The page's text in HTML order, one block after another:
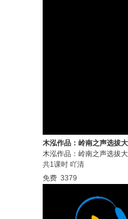
木泓作品：岭南之声选拔
木泓作品：岭南之声选拔
共1课时 吖清
免费 3379